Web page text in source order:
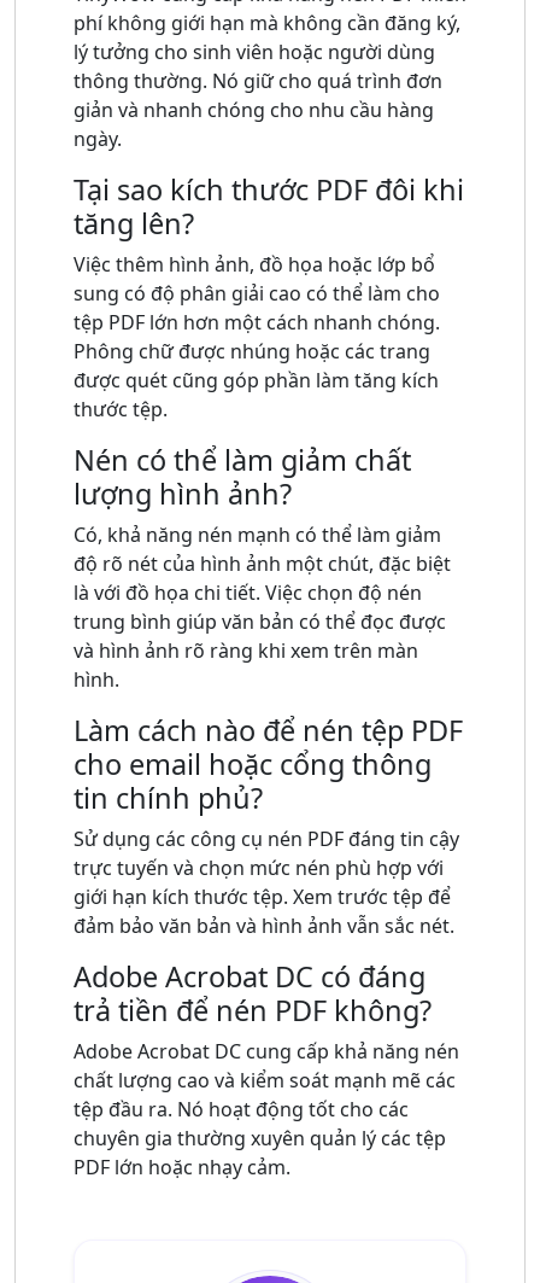
phí không giới hạn mà không cần đăng ký,
lý tưởng cho sinh viên hoặc người dùng
thông thường. Nó giữ cho quá trình đơn
giản và nhanh chóng cho nhu cầu hàng
ngày.
Tại sao kích thước PDF đôi khi
tăng lên?
Việc thêm hình ảnh, đồ họa hoặc lớp bổ
sung có độ phân giải cao có thể làm cho
tệp PDF lớn hơn một cách nhanh chóng.
Phông chữ được nhúng hoặc các trang
được quét cũng góp phần làm tăng kích
thước tệp.
Nén có thể làm giảm chất
lượng hình ảnh?
Có, khả năng nén mạnh có thể làm giảm
độ rõ nét của hình ảnh một chút, đặc biệt
là với đồ họa chi tiết. Việc chọn độ nén
trung bình giúp văn bản có thể đọc được
và hình ảnh rõ ràng khi xem trên màn
hình.
Làm cách nào để nén tệp PDF
cho email hoặc cổng thông
tin chính phủ?
Sử dụng các công cụ nén PDF đáng tin cậy
trực tuyến và chọn mức nén phù hợp với
giới hạn kích thước tệp. Xem trước tệp để
đảm bảo văn bản và hình ảnh vẫn sắc nét.
Adobe Acrobat DC có đáng
trả tiền để nén PDF không?
Adobe Acrobat DC cung cấp khả năng nén
chất lượng cao và kiểm soát mạnh mẽ các
tệp đầu ra. Nó hoạt động tốt cho các
chuyên gia thường xuyên quản lý các tệp
PDF lớn hoặc nhạy cảm.